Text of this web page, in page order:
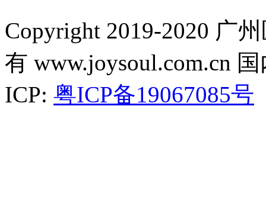
Copyright 2019-2020 广
有 www.joysoul.com.cn
ICP: 粤ICP备19067085号